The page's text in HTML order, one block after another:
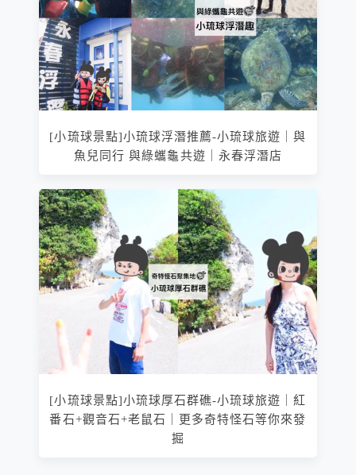
[小琉球景點]小琉球浮潛推薦-小琉球旅遊｜與
魚兒同行 與綠蠵龜共遊｜永春浮潛店
[小琉球景點]小琉球厚石群礁-小琉球旅遊｜紅
番石+觀音石+老鼠石｜更多奇特怪石等你來發
掘